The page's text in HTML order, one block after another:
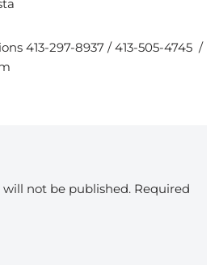
413-297-8937 / 413-505-4745 /
will not be published. Required